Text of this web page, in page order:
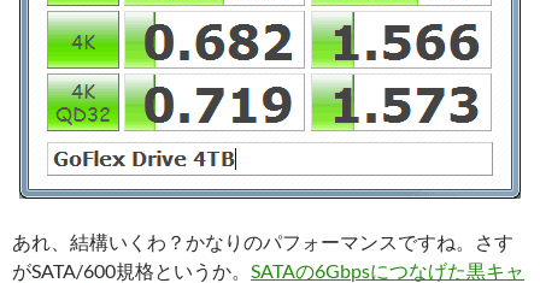
あれ、結構いくわ？かなりのパフォーマンスですね。さす
がSATA/600規格というか。 SATAの6Gbpsにつなげた黒キャ